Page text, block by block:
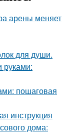
арены меняет
для души.
руками:
пошаговая
инструкция
дома: